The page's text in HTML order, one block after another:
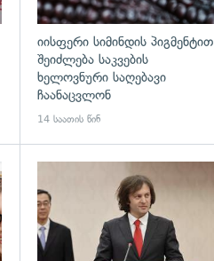
იისფერი სიმინდის პიგმენტით
შეიძლება საკვების
ხელოვნური საღებავი
ჩაანაცვლონ
14 საათის წინ